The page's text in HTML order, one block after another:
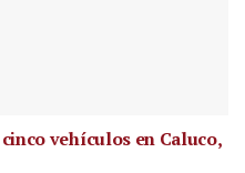
vehículos en Caluco,